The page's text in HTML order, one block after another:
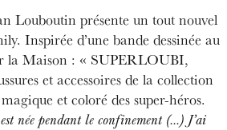
Louboutin présente un tout nouvel
Inspirée d’une bande dessinée au
la Maison : « SUPERLOUBI,
et accessoires de la collection
et coloré des super-héros.
née pendant le confinement (…) J’ai